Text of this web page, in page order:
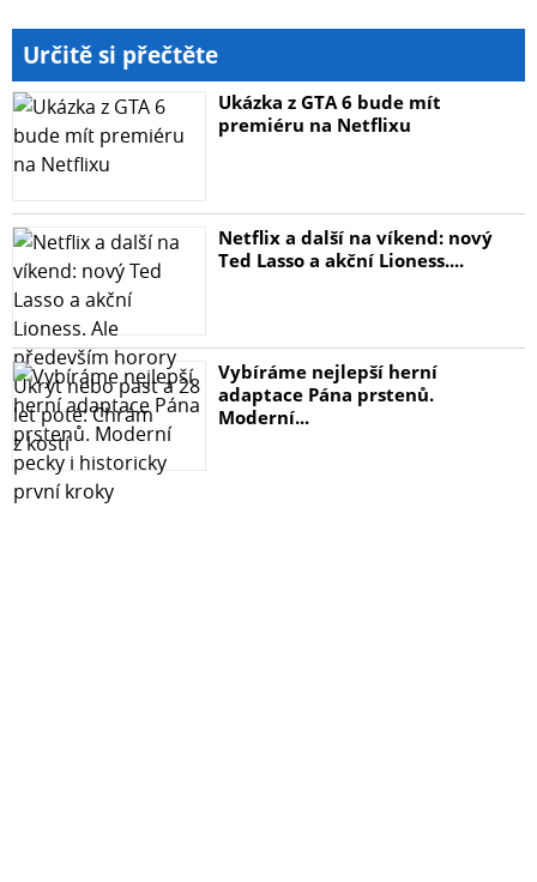
Určitě si přečtěte
Ukázka z GTA 6 bude mít
premiéru na Netflixu
Netflix a další na víkend: nový
Ted Lasso a akční Lioness....
Vybíráme nejlepší herní
adaptace Pána prstenů.
Moderní...